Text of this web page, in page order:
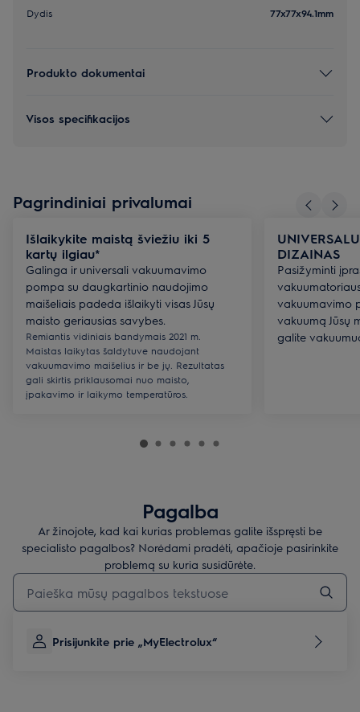
Dydis 77x77x94.1mm
Produkto dokumentai
Visos specifikacijos
Pagrindiniai privalumai
Išlaikykite maistą šviežiu iki 5
kartų ilgiau*
Galinga ir universali vakuumavimo
pompa su daugkartinio naudojimo
maišeliais padeda išlaikyti visas Jūsų
maisto geriausias savybes.
Remiantis vidiniais bandymais 2021 m.
Maistas laikytas šaldytuve naudojant
vakuumavimo maišelius ir be jų. Rezultatas
gali skirtis priklausomai nuo maisto,
įpakavimo ir laikymo temperatūros.
DIZAINAS
Pasižyminti
vakuumavimo
vakuumą Jūsų
galite
Pagalba
Ar žinojote, kad kai kurias problemas galite išspręsti be
specialisto pagalbos? Norėdami pradėti, apačioje pasirinkite
problemą su kuria susidūrėte.
Įveskite tekstą, jei norite ieškoti pagalbinių straipsnių
Prisijunkite prie „MyElectrolux“